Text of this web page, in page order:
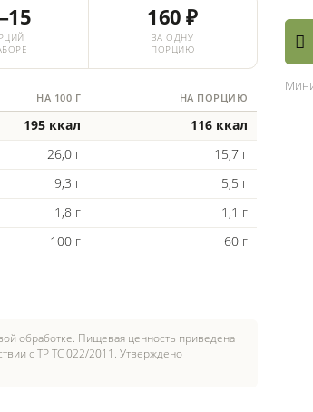
160 ₽
ЗА ОДНУ
ПОРЦИЮ
НА 100 Г НА ПОРЦИЮ
195 ккал
116 ккал
26,0 г
15,7 г
9,3 г
5,5 г
1,8 г
1,1 г
100 г 60 г
обработке. Пищевая ценность приведена
с ТР ТС 022/2011. Утверждено